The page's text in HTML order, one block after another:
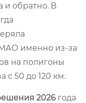
и обратно. В
именно из-за
на полигоны
с 50 до 120 км.
2026 года